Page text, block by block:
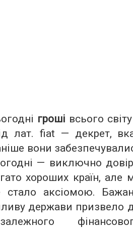
гроші всього
лат. fiat — декрет,
вони
— виключно
хороших країн,
стало аксіомою.
держави призвело